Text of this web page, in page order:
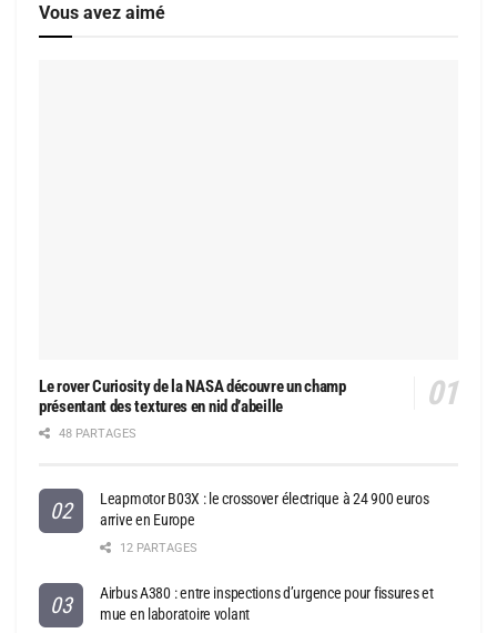
Vous avez aimé
Le rover Curiosity de la NASA découvre un champ
présentant des textures en nid d’abeille
48 PARTAGES
Leapmotor B03X : le crossover électrique à 24 900 euros
arrive en Europe
12 PARTAGES
Airbus A380 : entre inspections d’urgence pour fissures et
mue en laboratoire volant